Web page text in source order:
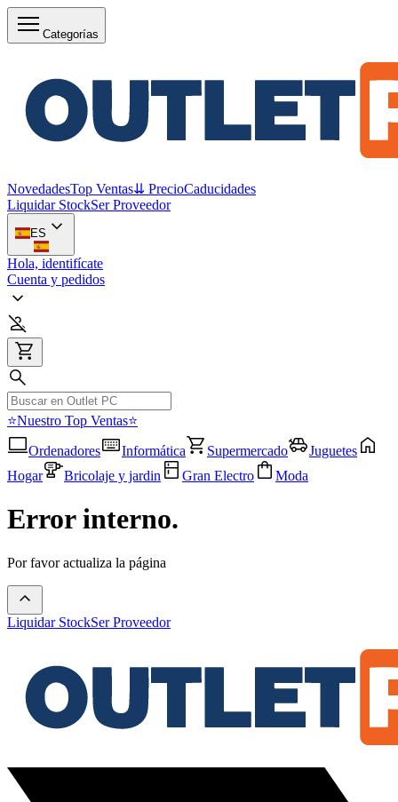
Categorías
NovedadesTop Ventas⇊ PrecioCaducidades
Liquidar StockSer Proveedor
ES
Hola, identifícate
Cuenta y pedidos
⭐Nuestro Top Ventas⭐
Ordenadores
Informática Supermercado
Juguetes
Hogar
Bricolaje y jardin Gran Electro Moda
Error interno.
Por favor actualiza la página
Liquidar StockSer Proveedor